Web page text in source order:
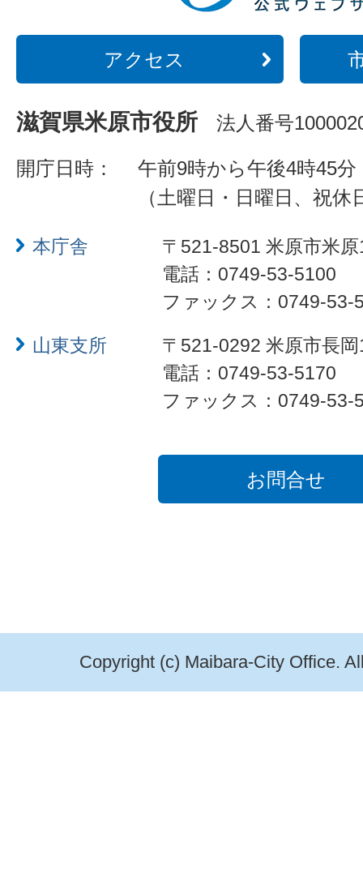
アクセス
滋賀県米原市役所 法人番号
開庁日時：
午前9時から午後4時45分
（土曜日・日曜日、祝
本庁舎
〒521-8501 米原市米
電話：0749-53-5100
ファックス：0749-53-
山東支所
〒521-0292 米原市長
電話：0749-53-5170
ファックス：0749-53-
お問合せ
Copyright (c) Maibara-City Office.